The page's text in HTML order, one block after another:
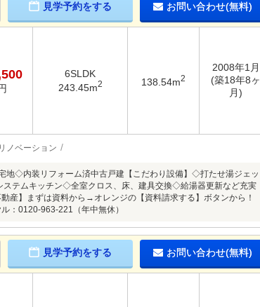
見学予約をする お問い合わせ(無料)
6SLDK
243.45m2 138.54m2
2008年1月
(築18年8ヶ
月)
ノベーション
地◇内装リフォーム済中古戸建【こだわり設備】◇打たせ湯ジェッ
テムキッチン◇全室クロス、床、建具交換◇給湯器更新など充実
産】まずは資料から→オレンジの【資料請求する】ボタンから！
：0120-963-221（年中無休）
見学予約をする お問い合わせ(無料)